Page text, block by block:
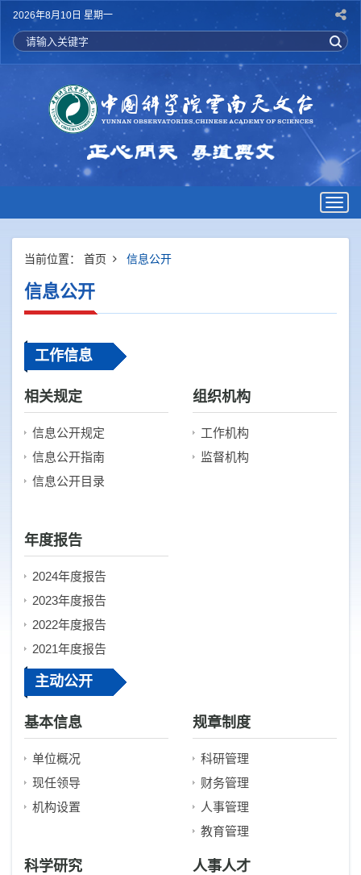
2026年8月10日 星期一
当前位置： 首页 信息公开
信息公开
工作信息
相关规定
信息公开规定
信息公开指南
信息公开目录
组织机构
工作机构
监督机构
年度报告
2024年度报告
2023年度报告
2022年度报告
2021年度报告
2020年度报告
2019年度报告
2018年度报告
主动公开
基本信息
单位概况
现任领导
机构设置
规章制度
科研管理
财务管理
人事管理
教育管理
科学研究 人事人才